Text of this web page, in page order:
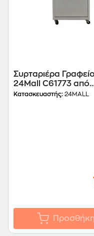
Συρταριέρα
24Mall C61773 από
Μέταλλο 40x50x67
Κατασκευαστής: 24MALL
Προσθήκη